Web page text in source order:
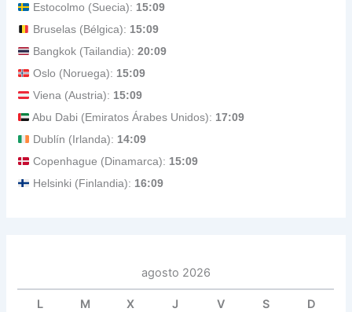
Estocolmo (Suecia): 15:09
Bruselas (Bélgica): 15:09
Bangkok (Tailandia):20:09
Oslo (Noruega): 15:09
Viena (Austria): 15:09
Abu Dabi (Emiratos Árabes Unidos): 17:09
Dublín (Irlanda): 14:09
Copenhague (Dinamarca): 15:09
Helsinki (Finlandia): 16:09
agosto 2026
L M X J V S D